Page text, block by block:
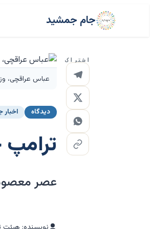
جام جمشید
اشتراک
عباس عراقچی، وزیر امور خارجه
دیدگاه اخبار
ترامپ
عصر